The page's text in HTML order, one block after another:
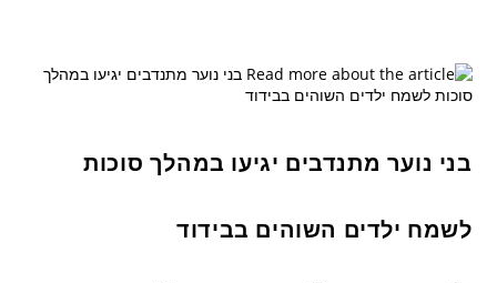
בני נוער מתנדבים יגיעו במהלך סוכות
לשמח ילדים השוהים בבידוד